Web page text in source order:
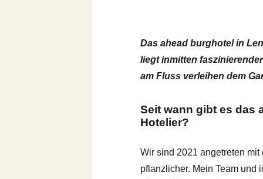
Das ahead burghotel in
liegt inmitten
am Fluss verleihen dem
Seit wann gibt es das
Hotelier?
Wir sind 2021 angetreten
pflanzlicher. Mein Team und